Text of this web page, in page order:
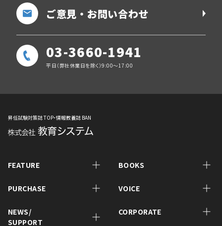
ご意見・お問い合わせ
03-3660-1941
平日（弊社休業日を除く）9:00～17:00
昇任試験対策誌 TOP・情報教養誌 BAN
FEATURE BOOKS
PURCHASE VOICE
NEWS/
SUPPORT
CORPORATE